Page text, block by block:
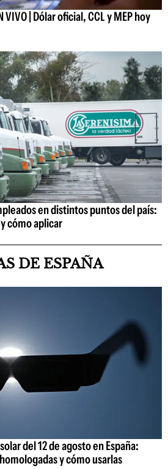
| Dólar oficial, CCL y MEP hoy
en distintos puntos del país:
cómo aplicar
DE ESPAÑA
del 12 de agosto en España:
y cómo usarlas